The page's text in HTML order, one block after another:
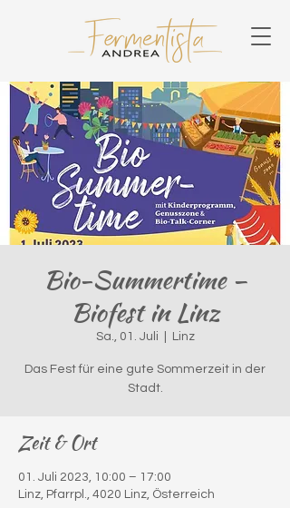
Bio-Summertime –
Biofest in Linz
Sa., 01. Juli Linz
Das Fest für eine gute Sommerzeit in der
Stadt.
Zeit & Ort
01. Juli 2023, 10:00 – 17:00
Linz, Pfarrpl., 4020 Linz, Österreich